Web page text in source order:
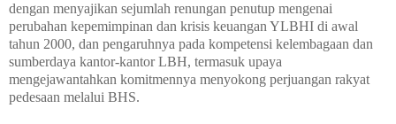
dengan menyajikan sejumlah renungan penutup mengenai
perubahan kepemimpinan dan krisis keuangan YLBHI di awal
tahun 2000, dan pengaruhnya pada kompetensi kelembagaan dan
sumberdaya kantor-kantor LBH, termasuk upaya
mengejawantahkan komitmennya menyokong perjuangan rakyat
pedesaan melalui BHS.